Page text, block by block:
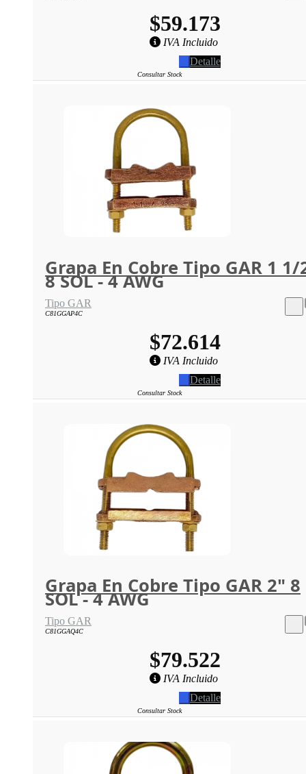
$59.173
IVA Incluido
Detalle
Consultar Stock
Grapa En Cobre Tipo GAR 1
8 SOL - 4 AWG
Tipo GAR
C81GGAP4C
$72.614
IVA Incluido
Detalle
Consultar Stock
Grapa En Cobre Tipo GAR 2" 8
SOL - 4 AWG
Tipo GAR
C81GGAQ4C
$79.522
IVA Incluido
Detalle
Consultar Stock